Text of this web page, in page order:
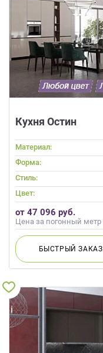
Кухня Остин
Материал:
Форма:
Стиль:
Цвет:
от 47 096 руб.
Цена за погонный метр
БЫСТРЫЙЗАКАЗ